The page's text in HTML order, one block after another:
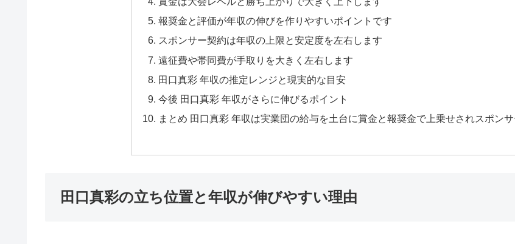
報奨金と評価が年収の伸びを作りやすいポイントです
スポンサー契約は年収の上限と安定度を左右します
遠征費や帯同費が手取りを大きく左右します
田口真彩 年収の推定レンジと現実的な目安
今後 田口真彩 年収がさらに伸びるポイント
まとめ 田口真彩 年収は実業団の給与を土台に賞金と報奨金で上乗せされスポン
田口真彩の立ち位置と年収が伸びやすい理由